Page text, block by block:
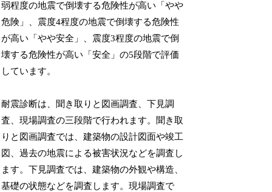
弱程度の地震で倒壊する危険性が高い「やや
危険」、震度4程度の地震で倒壊する危険性
が高い「やや安全」、震度3程度の地震で倒
壊する危険性が高い「安全」の5段階で評価
しています。
耐震診断は、聞き取りと図画調査、下見調
査、現場調査の三段階で行われます。聞き取
りと図画調査では、建築物の設計図面や竣工
図、過去の地震による被害状況などを調査し
ます。下見調査では、建築物の外観や構造、
基礎の状態などを調査します。現場調査で